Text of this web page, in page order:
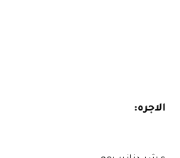
الاجره: